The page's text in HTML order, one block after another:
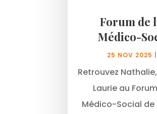
Forum de
Médico-
25 NOV 2025
Retrouvez
Laurie au
Médico-Social de